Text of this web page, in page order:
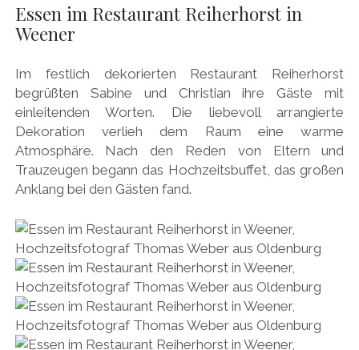
Essen im Restaurant Reiherhorst in
Weener
Im festlich dekorierten Restaurant Reiherhorst
begrüßten Sabine und Christian ihre Gäste mit
einleitenden Worten. Die liebevoll arrangierte
Dekoration verlieh dem Raum eine warme
Atmosphäre. Nach den Reden von Eltern und
Trauzeugen begann das Hochzeitsbuffet, das großen
Anklang bei den Gästen fand.